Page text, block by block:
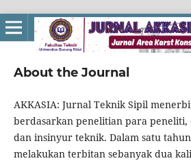
About the Journal
AKKASIA: Jurnal Teknik Sipil
berdasarkan penelitian para peneliti,
dan insinyur teknik. Dalam satu
melakukan terbitan sebanyak dua